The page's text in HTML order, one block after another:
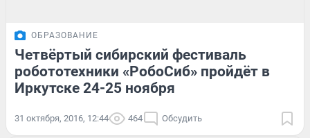
ОБРАЗОВАНИЕ
Четвёртый сибирский фестиваль
робототехники «РобоСиб» пройдёт в
Иркутске 24-25 ноября
31 октября, 2016, 12:44 464 Обсудить